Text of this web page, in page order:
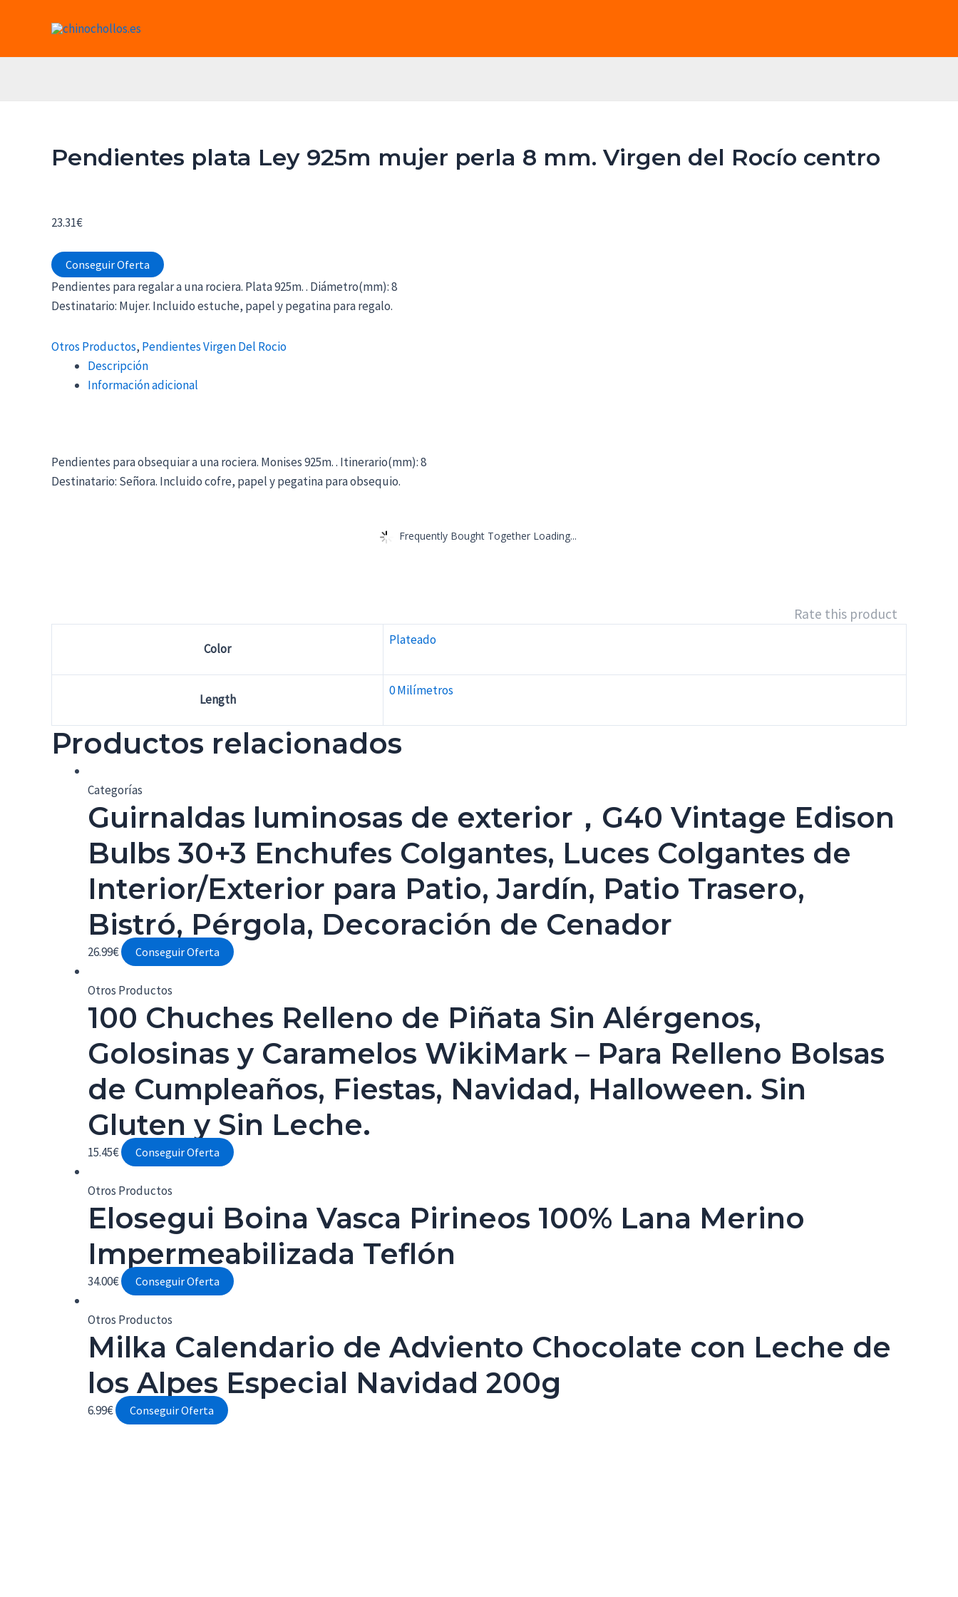
Pendientes plata Ley 925m mujer perla 8 mm. Virgen del Rocío centro
23.31€
Conseguir Oferta
Pendientes para regalar a una rociera. Plata 925m. . Diámetro(mm): 8
Destinatario: Mujer. Incluido estuche, papel y pegatina para regalo.
Otros Productos, Pendientes Virgen Del Rocio
Descripción
Información adicional
Pendientes para obsequiar a una rociera. Monises 925m. . Itinerario(mm): 8
Destinatario: Señora. Incluido cofre, papel y pegatina para obsequio.
Frequently Bought Together Loading...
Rate this product
Color
Plateado
Length
0 Milímetros
Productos relacionados
Categorías
Guirnaldas luminosas de exterior，G40 Vintage Edison
Bulbs 30+3 Enchufes Colgantes, Luces Colgantes de
Interior/Exterior para Patio, Jardín, Patio Trasero,
Bistró, Pérgola, Decoración de Cenador
26.99€ Conseguir Oferta
Otros Productos
100 Chuches Relleno de Piñata Sin Alérgenos,
Golosinas y Caramelos WikiMark – Para Relleno Bolsas
de Cumpleaños, Fiestas, Navidad, Halloween. Sin
Gluten y Sin Leche.
15.45€ Conseguir Oferta
Otros Productos
Elosegui Boina Vasca Pirineos 100% Lana Merino
Impermeabilizada Teflón
34.00€ Conseguir Oferta
Otros Productos
Milka Calendario de Adviento Chocolate con Leche de
los Alpes Especial Navidad 200g
6.99€ Conseguir Oferta